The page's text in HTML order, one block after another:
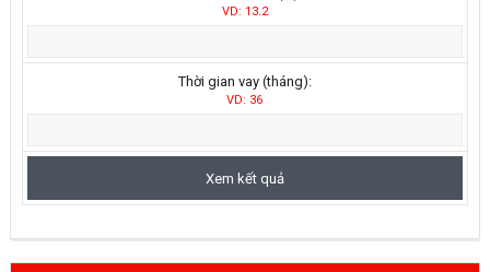
VD: 13.2
Thời gian vay (tháng):
VD: 36